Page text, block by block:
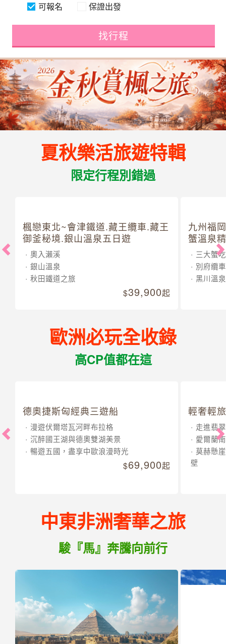
可報名 保證出發
找行程
夏秋樂活旅遊特輯
限定行程別錯過
楓戀東北~會津鐵道.藏王纜車.藏王
御釜秘境.銀山溫泉五日遊
奧入瀨溪
銀山溫泉
秋田鐵道之旅
39,900起
九州福
蟹溫泉
三大蟹
別府纜車
黑川溫泉
歐洲必玩全收錄
高CP值都在這
德奧捷斯匈經典三遊船
漫遊伏爾塔瓦河畔布拉格
沉醉國王湖與德奧雙湖美景
暢遊五國，盡享中歐浪漫時光
69,900起
輕奢輕
走進翡
愛爾蘭
莫赫懸
壁
中東非洲奢華之旅
駿『馬』奔騰向前行